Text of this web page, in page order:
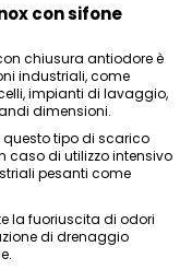
con sifone
chiusura antiodore è
industriali, come
impianti di lavaggio,
dimensioni.
questo tipo di scarico
di utilizzo intensivo
pesanti come
la fuoriuscita di odori
di drenaggio